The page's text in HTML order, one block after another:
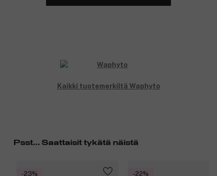
Kaikki tuotemerkiltä Waphyto
Psst... Saattaisit tykätä näistä
-23%
-22%